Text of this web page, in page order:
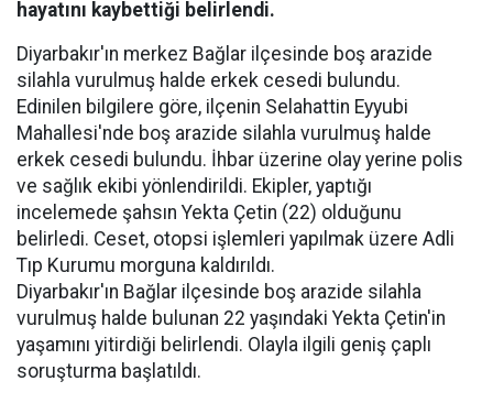
hayatını kaybettiği belirlendi.
Diyarbakır'ın merkez Bağlar ilçesinde boş arazide
silahla vurulmuş halde erkek cesedi bulundu.
Edinilen bilgilere göre, ilçenin Selahattin Eyyubi
Mahallesi'nde boş arazide silahla vurulmuş halde
erkek cesedi bulundu. İhbar üzerine olay yerine polis
ve sağlık ekibi yönlendirildi. Ekipler, yaptığı
incelemede şahsın Yekta Çetin (22) olduğunu
belirledi. Ceset, otopsi işlemleri yapılmak üzere Adli
Tıp Kurumu morguna kaldırıldı.
Diyarbakır'ın Bağlar ilçesinde boş arazide silahla
vurulmuş halde bulunan 22 yaşındaki Yekta Çetin'in
yaşamını yitirdiği belirlendi. Olayla ilgili geniş çaplı
soruşturma başlatıldı.